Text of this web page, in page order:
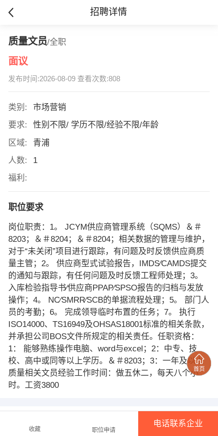
招聘详情
质量文员/全职
面议
发布时间:2026-08-09 查看次数:808
类别:
市场营销
要求:
性别不限/ 学历不限/经验不限/年龄
区域:
青浦
人数:
1
福利:
职位要求
岗位职责：1。 JCYM供应商管理系统（SQMS）＆＃
8203；＆＃8204；＆＃8204；相关数据的管理与维护，
对于“未关闭”项目进行跟踪，有问题及时反馈供应商质
量主管；2。 供应商型式试验报告，IMDS∕CAMDS提交
的通知与跟踪，有任何问题及时反馈工程师处理；3。
入库检验指导书∕供应商PPAP∕SPSO报告的归档与发放
操作；4。 NC∕SMRR∕SCB的单据流程处理；5。 部门人
员的考勤；6。 完成领导临时布置的任务；7。 执行
ISO14000、TS16949及OHSAS18001标准的相关条款，
并承担公司BOS文件所规定的相关责任。任职资格：
1： 能够熟练操作电脑、word与excel；2：中专、技
校、高中或同等以上学历。＆＃8203；3：一年及以上
质量相关文员经验工作时间：做五休二，每天八个小
时。工资3800
收藏 职位申请
电话联系企业